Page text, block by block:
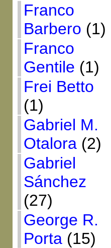
Franco
Barbero (1)
Franco
Gentile (1)
Frei Betto
(1)
Gabriel M.
Otalora(2)
Gabriel
Sánchez
(27)
George R.
Porta(15)